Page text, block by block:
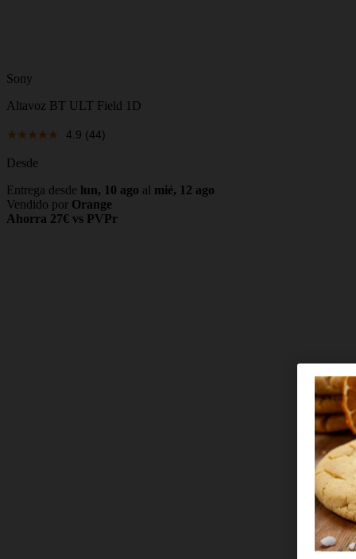
Sony
Altavoz BT ULT Field 1D
4.9 (44)
Desde
Entrega desde lun, 10 ago al mié, 12 ago
Vendido por Orange
Ahorra 27€ vs PVPr